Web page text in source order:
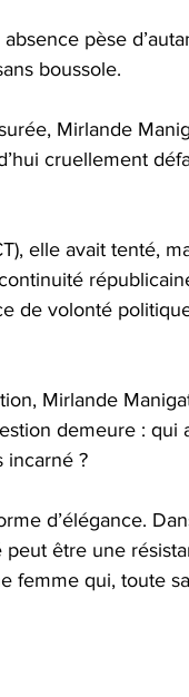
pèse
boussole.
Mirlande
cruellement
elle avait tenté,
de volonté
Mirlande
demeure : qui
incarné ?
d’élégance.
être une
femme qui, toute